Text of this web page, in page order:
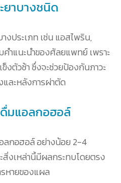
ยาบางชนิด
งประเภท เช่น แอสไพริน,
ำแนะนำของศัลยแพทย์ เพราะ
งตัวช้า ซึ่งจะช่วยป้องกันภาวะ
ละหลังการผ่าตัด
ดื่มแอลกอฮอล์
ลกอฮอล์ อย่างน้อย 2-4
งเหล่านี้มีผลกระทบโดยตรง
หายของแผล